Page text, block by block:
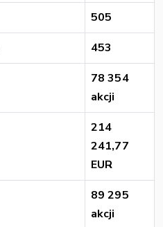
505
453
78 354
akcji
214
241,77
EUR
89 295
akcji